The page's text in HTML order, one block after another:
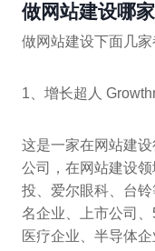
做网站建设哪
做网站建设下面几家
1、增长超人
这是一家在网站建
公司，在网站建设
投、爱尔眼科、台
名企业、上市公司、
医疗企业、半导体企